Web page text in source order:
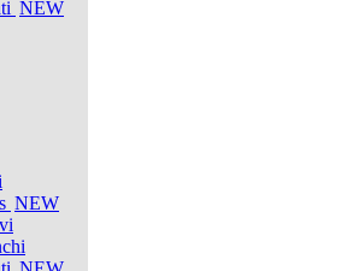
NEW
NEW